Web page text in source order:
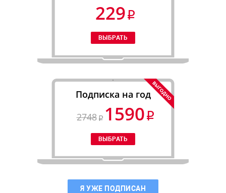
229
Подписка на год
2748
1590
Я УЖЕ ПОДПИСАН